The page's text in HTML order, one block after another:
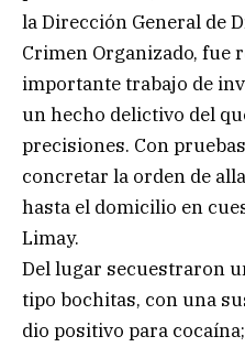
la Dirección General de
Crimen Organizado, fue
importante trabajo de
un hecho delictivo del
precisiones. Con
concretar la orden de
hasta el domicilio en
Limay.
Del lugar secuestraron
tipo bochitas, con una
dio positivo para